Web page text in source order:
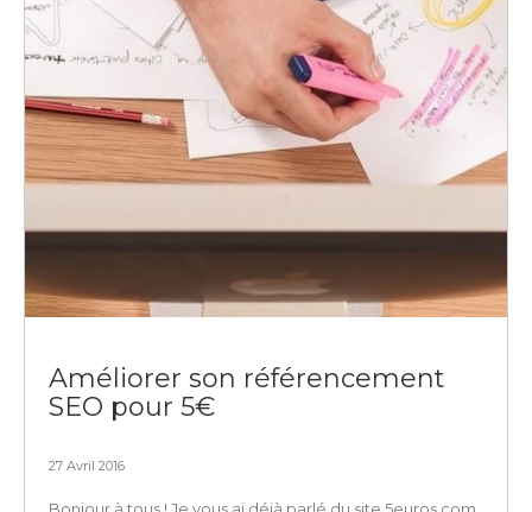
Améliorer son référencement
SEO pour 5€
27 Avril 2016